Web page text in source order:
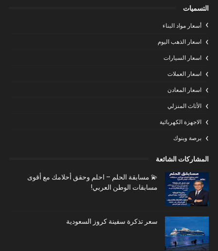
التسميات
أسعار مواد البناء
اسعار الذهب اليوم
اسعار السيارات
اسعار العملات
اسعار المعادن
الأثاث المنزلي
الاجهزة الكهربائية
برصة وبنوك
المشاركات الشائعة
💫 مسابقة الحلم – احلم وحقق أحلامك مع أقوى
مسابقات الوطن العربي!
سعر تذكرة سفينة كروز السعودية